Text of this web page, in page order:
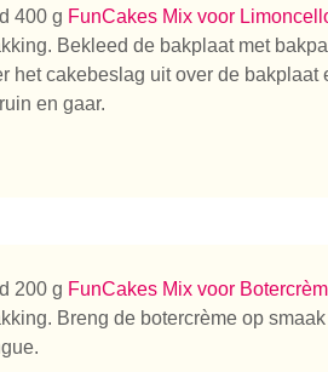
400 g FunCakes Mix voor
Bekleed de bakplaat met
het cakebeslag uit over de
en gaar.
200 g FunCakes Mix voor
Breng de botercrème op